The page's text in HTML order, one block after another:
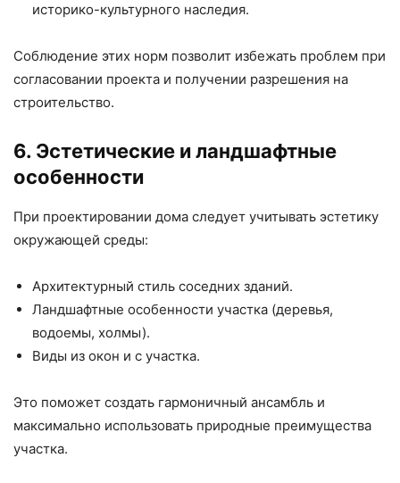
историко-культурного наследия.
Соблюдение этих норм позволит избежать проблем при
согласовании проекта и получении разрешения на
строительство.
6. Эстетические и ландшафтные
особенности
При проектировании дома следует учитывать эстетику
окружающей среды:
Архитектурный стиль соседних зданий.
Ландшафтные особенности участка (деревья,
водоемы, холмы).
Виды из окон и с участка.
Это поможет создать гармоничный ансамбль и
максимально использовать природные преимущества
участка.